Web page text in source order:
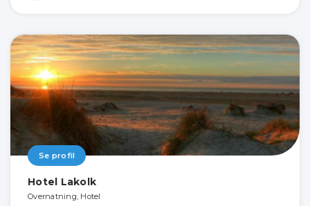
Se profil
Hotel Lakolk
Overnatning, Hotel